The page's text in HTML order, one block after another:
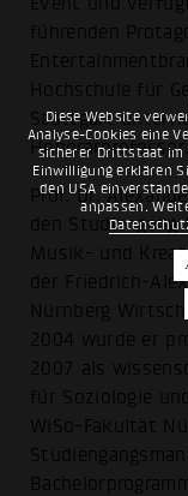
Diese Website
Analyse-Cookies eine
sicherer Drittstaat im
Einwilligung erklären
den USA
anpassen.
führenden
Hochschule für
Stuttgart
Prof. Dr.
den Studiengang
Musik- und
der Friedrich-
Nürnberg
2004 wurde er
2007 als
für Soziologie
WiSo-Fakultät